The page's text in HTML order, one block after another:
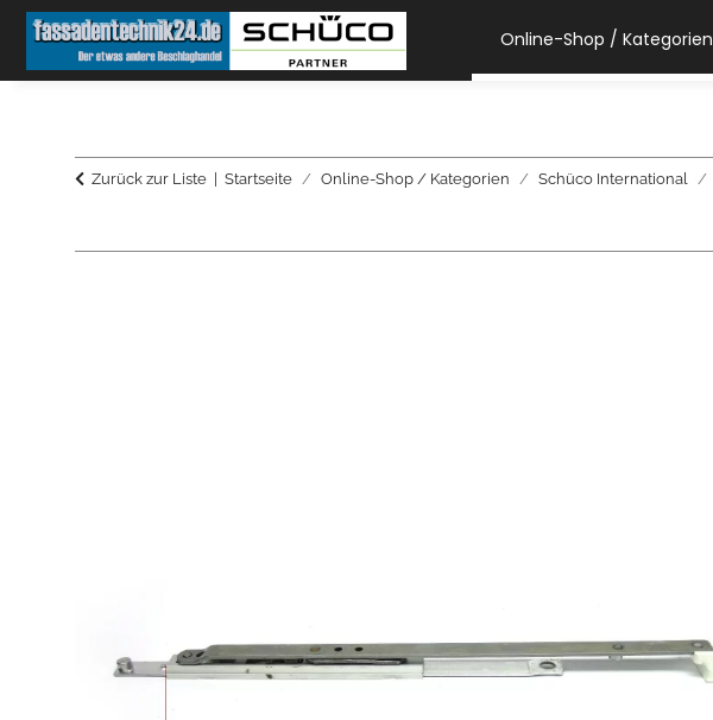
Online-Shop / Kategorien
Zurück zur Liste Startseite Online-Shop / Kategorien Schüco International